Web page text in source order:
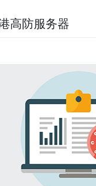
高防服务器